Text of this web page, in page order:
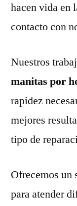
hacen vida en
contacto con
Nuestros
manitas por
rapidez
mejores
tipo de
Ofrecemos un
para atender